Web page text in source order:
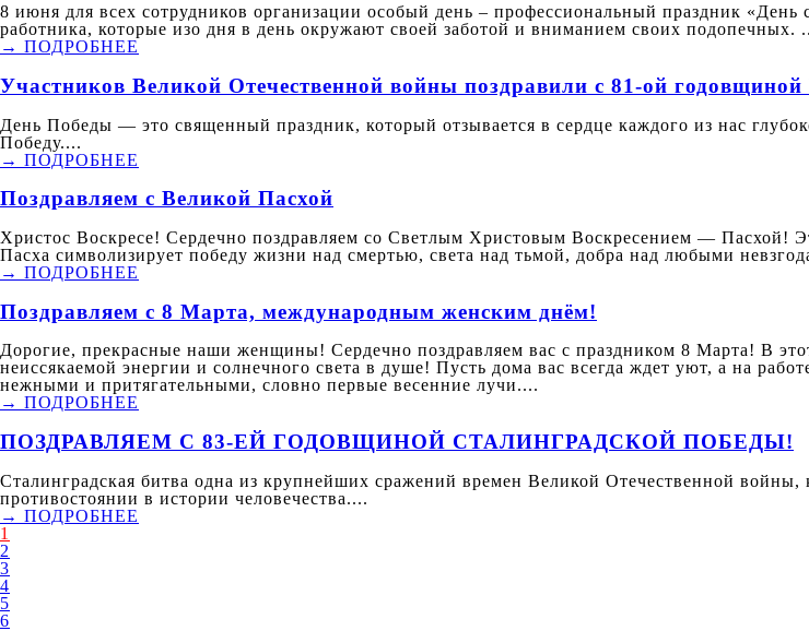
8 июня для всех сотрудников организации особый день – профессиональный праздник «День
работника, которые изо дня в день окружают своей заботой и вниманием своих подопечных.
→ ПОДРОБНЕЕ
Участников Великой Отечественной войны поздравили с 81-ой
День Победы — это священный праздник, который отзывается в сердце каждого из нас
Победу....
→ ПОДРОБНЕЕ
Поздравляем с Великой Пасхой
Христос Воскресе! Сердечно поздравляем со Светлым Христовым Воскресением — Пасхой!
Пасха символизирует победу жизни над смертью, света над тьмой, добра над любыми
→ ПОДРОБНЕЕ
Поздравляем с 8 Марта, международным женским днём!
Дорогие, прекрасные наши женщины! Сердечно поздравляем вас с праздником 8 Марта! В
неиссякаемой энергии и солнечного света в душе! Пусть дома вас всегда ждет уют, а на
нежными и притягательными, словно первые весенние лучи....
→ ПОДРОБНЕЕ
ПОЗДРАВЛЯЕМ С 83-ЕЙ ГОДОВЩИНОЙ СТАЛИНГРАДСКОЙ ПОБЕДЫ!
Сталинградская битва одна из крупнейших сражений времен Великой Отечественной
противостоянии в истории человечества....
→ ПОДРОБНЕЕ
1
2
3
4
5
6